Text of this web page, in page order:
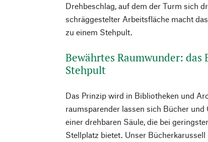
Drehbeschlag, auf dem der Turm sich
schräggestelter Arbeitsfläche macht
zu einem Stehpult.
Bewährtes Raumwunder: das
Stehpult
Das Prinzip wird in Bibliotheken und
raumsparender lassen sich Bücher
einer drehbaren Säule, die bei
Stellplatz bietet. Unser